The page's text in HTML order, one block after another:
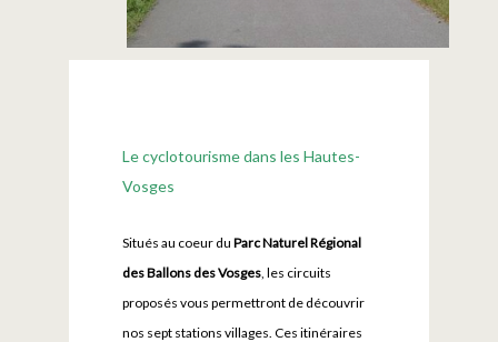
Le cyclotourisme dans les Hautes-
Vosges
Situés au coeur du Parc Naturel Régional
des Ballons des Vosges , les circuits
proposés vous permettront de découvrir
nos sept stations villages. Ces itinéraires